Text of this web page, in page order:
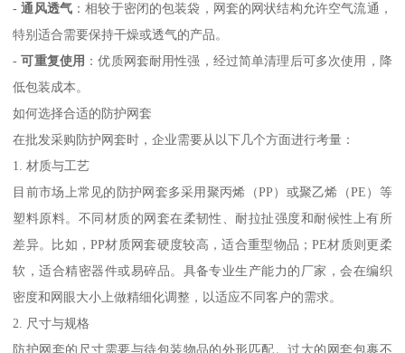
-通风透气 ：相较于密闭的包装袋，网套的网状结构允许空气流通，
特别适合需要保持干燥或透气的产品。
-可重复使用 ：优质网套耐用性强，经过简单清理后可多次使用，降
低包装成本。
如何选择合适的防护网套
在批发采购防护网套时，企业需要从以下几个方面进行考量：
1. 材质与工艺
目前市场上常见的防护网套多采用聚丙烯（PP）或聚乙烯（PE）等
塑料原料。不同材质的网套在柔韧性、耐拉扯强度和耐候性上有所
差异。比如，PP材质网套硬度较高，适合重型物品；PE材质则更柔
软，适合精密器件或易碎品。具备专业生产能力的厂家，会在编织
密度和网眼大小上做精细化调整，以适应不同客户的需求。
2. 尺寸与规格
防护网套的尺寸需要与待包装物品的外形匹配。过大的网套包裹不